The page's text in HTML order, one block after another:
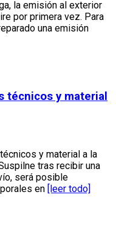
la emisión al exterior
por primera vez. Para
una emisión
técnicos y material
y material a la
tras recibir una
será posible
en
[leer todo]